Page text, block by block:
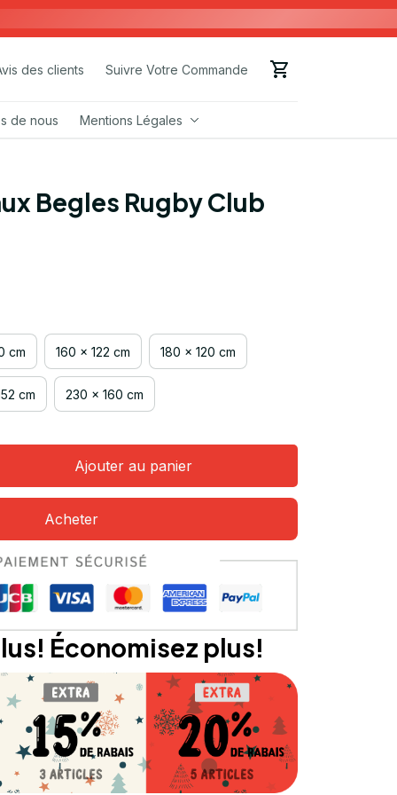
des clients Suivre Votre Commande
de nous Mentions Légales
Begles Rugby Club
cm 160 x 122 cm 180 x 120 cm
cm 230 x 160 cm
Ajouter au panier
Acheter
Économisez plus!